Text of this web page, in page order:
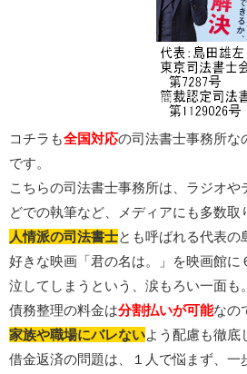
コチラも全国対応の司法書士事務所な
です。
こちらの司法書士事務所は、ラジオや
どでの執筆など、メディアにも多数取
人情派の司法書士とも呼ばれる代表の
好きな映画「君の名は。」を映画館に
泣してしまうという、涙もろい一面も。
債務整理の料金は分割払いが可能なの
家族や職場にバレないよう配慮も徹底
借金返済の問題は、１人で悩まず、一